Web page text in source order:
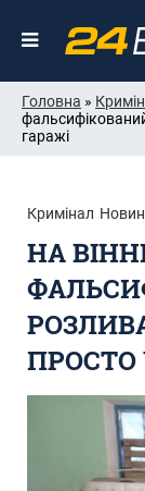
Головна »
гаражі
Кримінал
НА
ПРОСТО